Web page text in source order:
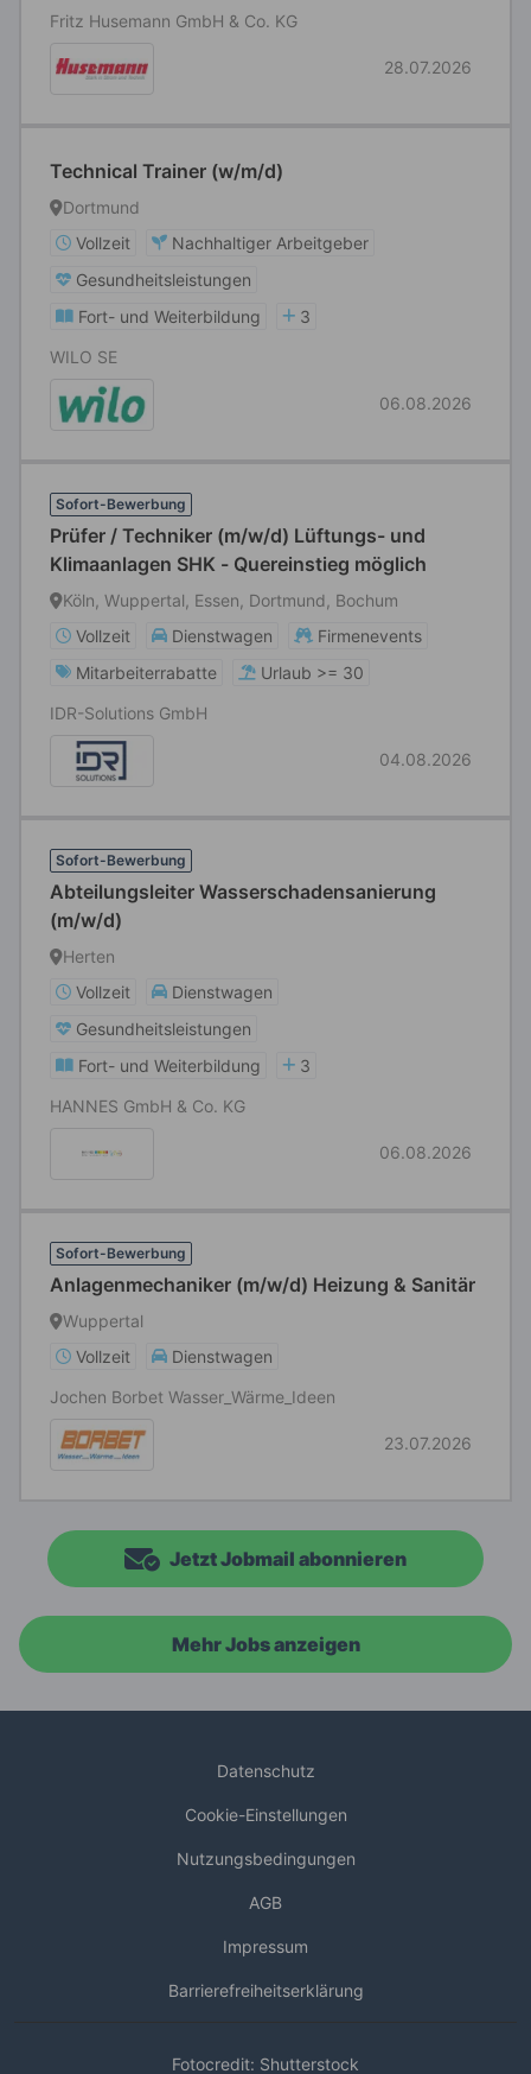
Fritz Husemann GmbH & Co. KG
28.07.2026
Technical Trainer (w/m/d)
Dortmund
Vollzeit
Nachhaltiger Arbeitgeber
Gesundheitsleistungen
Fort- und Weiterbildung
3
WILO SE
06.08.2026
Sofort-Bewerbung
Prüfer / Techniker (m/w/d) Lüftungs- und
Klimaanlagen SHK - Quereinstieg möglich
Köln, Wuppertal, Essen, Dortmund, Bochum
Vollzeit
Dienstwagen
Firmenevents
Mitarbeiterrabatte
Urlaub >= 30
IDR-Solutions GmbH
04.08.2026
Sofort-Bewerbung
Abteilungsleiter Wasserschadensanierung
(m/w/d)
Herten
Vollzeit
Dienstwagen
Gesundheitsleistungen
Fort- und Weiterbildung
3
HANNES GmbH & Co. KG
06.08.2026
Sofort-Bewerbung
Anlagenmechaniker (m/w/d) Heizung & Sanitär
Wuppertal
Vollzeit
Dienstwagen
Jochen Borbet Wasser_Wärme_Ideen
23.07.2026
Jetzt Jobmail abonnieren
Mehr Jobs anzeigen
Datenschutz
Cookie-Einstellungen
Nutzungsbedingungen
AGB
Impressum
Barrierefreiheitserklärung
Fotocredit: Shutterstock